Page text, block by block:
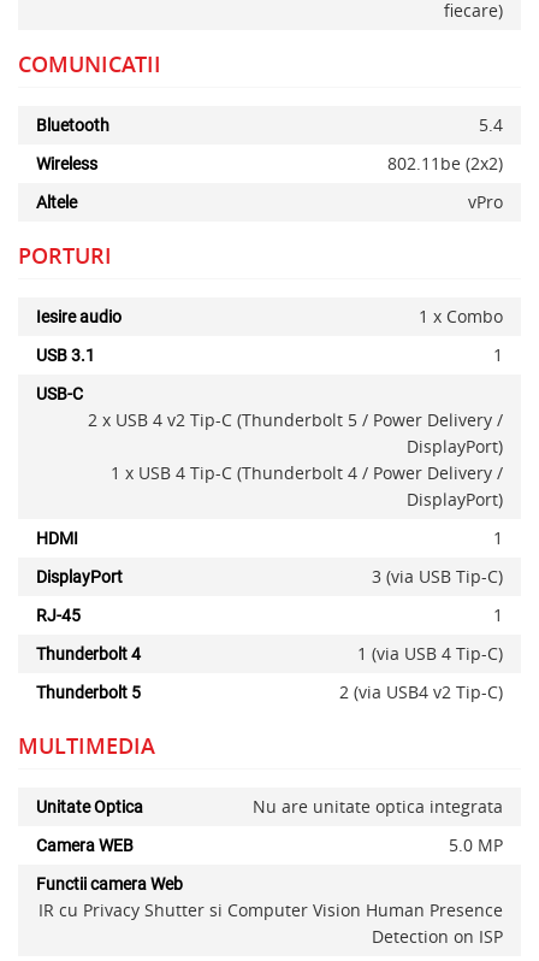
fiecare)
COMUNICATII
Bluetooth 5.4
Wireless 802.11be (2x2)
Altele vPro
PORTURI
Iesire audio 1 x Combo
USB 3.1 1
USB-C
2 x USB 4 v2 Tip-C (Thunderbolt 5 / Power Delivery /
DisplayPort)
1 x USB 4 Tip-C (Thunderbolt 4 / Power Delivery /
DisplayPort)
HDMI 1
DisplayPort 3 (via USB Tip-C)
RJ-45 1
Thunderbolt 4 1 (via USB 4 Tip-C)
Thunderbolt 5 2 (via USB4 v2 Tip-C)
MULTIMEDIA
Unitate Optica Nu are unitate optica integrata
Camera WEB 5.0 MP
Functii camera Web
IR cu Privacy Shutter si Computer Vision Human Presence
Detection on ISP